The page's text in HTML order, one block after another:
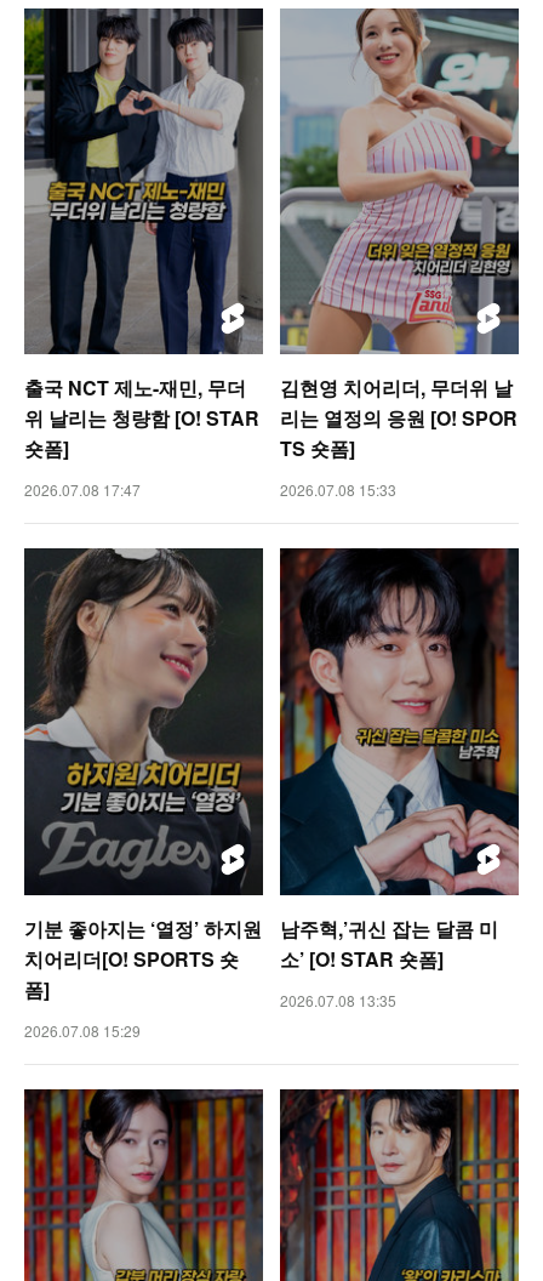
출국 NCT 제노-재민, 무더
위 날리는 청량함 [O! STAR
숏폼]
2026.07.08 17:47
김현영 치어리더, 무더위 날
리는 열정의 응원 [O! SPOR
TS 숏폼]
2026.07.08 15:33
기분 좋아지는 ‘열정’ 하지원
치어리더[O! SPORTS 숏
폼]
2026.07.08 15:29
남주혁,’귀신 잡는 달콤 미
소’ [O! STAR 숏폼]
2026.07.08 13:35